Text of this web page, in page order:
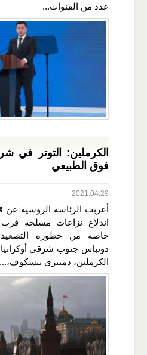
عدد من القنوات...
الكرملين: التوتر في
فوق الطبيعي
2021.04.29
أعربت الرئاسة الروسية عن
اندلاع نزاعات مسلحة
خاصة من خطورة
دونباس جنوب شرقي
الكرملين، دميتري بيسكوف،...